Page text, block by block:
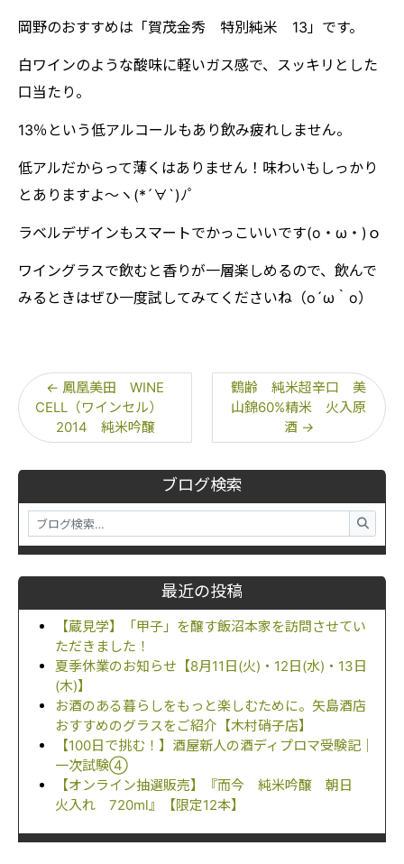
ブログ検索
最近の投稿
【蔵見学】「甲子」を醸す飯沼本家を訪問させてい
ただきました！
夏季休業のお知らせ【8月11日(火)・12日(水)・13日
(木)】
お酒のある暮らしをもっと楽しむために。矢島酒店
おすすめのグラスをご紹介【木村硝子店】
【100日で挑む！】酒屋新人の酒ディプロマ受験記｜
一次試験④
【オンライン抽選販売】『而今 純米吟醸 朝日
火入れ 720ml』【限定12本】
岡野のおすすめは「賀茂金秀 特別純米 13」です。
白ワインのような酸味に軽いガス感で、スッキリとした
口当たり。
13％という低アルコールもあり飲み疲れしません。
低アルだからって薄くはありません！味わいもしっかり
とありますよ～ヽ(*´∀`)ﾉﾟ
ラベルデザインもスマートでかっこいいです(o・ω・)ｏ
ワイングラスで飲むと香りが一層楽しめるので、飲んで
みるときはぜひ一度試してみてくださいね（o´ω｀o）
← 鳳凰美田 WINE
CELL（ワインセル）
2014 純米吟醸
鶴齢 純米超辛口 美
山錦60%精米 火入原
酒 →